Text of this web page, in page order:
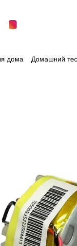
дома Домашний